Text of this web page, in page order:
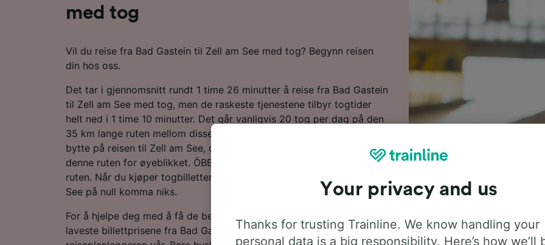
med tog
Vil du reise fra Bad Gastein til Zell am See med tog? Begynn reisen
din hos oss.
Det tar i gjennomsnitt rundt 1 time 26 minutter å reise fra Bad Gastein
til Zell am See med tog, men de raskeste tjenestene tilbyr togtider
helt ned i 1 time 10 minutter. Det går vanligvis 20 tog per dag på den
35 km lange ruten mellom disse to destinasjonene. Du må foreta 1
bytte på reisen til Zell am See, da det ikke går direkte tog langs
denne ruten for øyeblikket. ÖBB er hovedoperatørene langs denne
ruten. Når du kjøper togbilletter fra dem, får de deg frem til Zell am
See på null komma niks.
For å hjelpe deg med å få de beste togtilbudene markerer vi de
laveste billettprisene fra Bad Gastein til Zell am See i
Your privacy and us
Thanks for trusting Trainline. We know handling your
personal data is a big responsibility. Here’s how we’ll